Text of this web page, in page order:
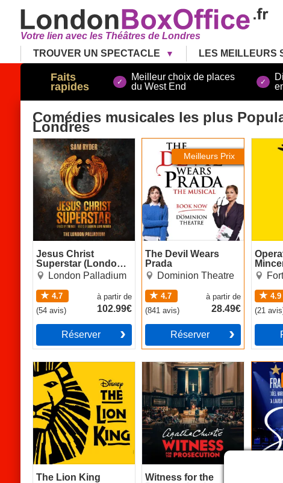
Votre lien avec les Théâtres de Londres
TROUVER UN SPECTACLE
LES MEILLEURS
Faits
rapides
Meilleur choix de places
du West End
Comédies musicales les plus
Londres
Jesus Christ
Superstar (London
Palladium)
London Palladium
4.7
(54avis)
à partir de
102.99€
Réserver
Jesus Christ Superstar
(London Palladium)
Meilleurs Prix
The Devil Wears
Prada
Dominion Theatre
4.7
(841 avis)
à partir de
28.49€
Réserver
The Devil Wears Prada
4.9
(21 avis
The Lion King
The Lion King
Witness for the
Witness for the
Prosecution by Agatha
Christie